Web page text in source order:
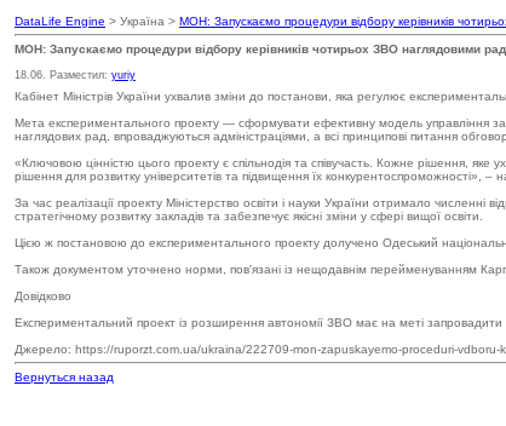
DataLife Engine > Україна > МОН: Запускаємо процедури відбору керівників
МОН: Запускаємо процедури відбору керівників чотирьох ЗВО наглядовими
18.06. Разместил: yuriy
Кабінет Міністрів України ухвалив зміни до постанови, яка регулює
Мета експериментального проекту — сформувати ефективну модель управління
наглядових рад, впроваджуються адміністраціями, а всі принципові питання
«Ключовою цінністю цього проекту є спільнодія та співучасть. Кожне рішення,
рішення для розвитку університетів та підвищення їх конкурентоспроможності», –
За час реалізації проекту Міністерство освіти і науки України отримало численні
стратегічному розвитку закладів та забезпечує якісні зміни у сфері вищої освіти.
Цією ж постановою до експериментального проекту долучено Одеський
Також документом уточнено норми, пов'язані із нещодавнім перейменуванням
Довідково
Експериментальний проект із розширення автономії ЗВО має на меті запровадити
Джерело: https://ruporzt.com.ua/ukraina/222709-mon-zapuskayemo-proceduri-vdboru-
Вернуться назад